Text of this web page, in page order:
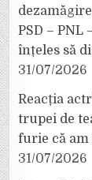
PSD – PNL
înțeles să
31/07/2026
Reacția
trupei de
furie că am
31/07/2026